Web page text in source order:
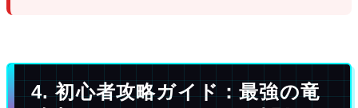
4. 初心者攻略ガイド：最強の竜